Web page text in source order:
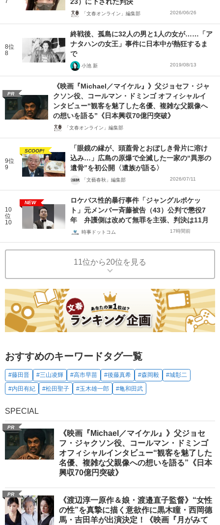
23）に下された判決
「文春オンライン」編集部 2026/06/26
8位
8
終戦後、孤島に32人の男と1人の女が……「ア
ナタハンの女王」事件に日本中が熱狂するま
で
小池 新 2019/08/13
PR
《映画『Michael／マイケル』》父ジョセフ・ジャ
クソン役、コールマン・ドミンゴ オフィシャルイ
ンタビュー“観客を魅了した名優、複雑な父親像へ
の想いを語る”《日本興収70億円突破》
「文春オンライン」編集部
9位
9
SCOOP!
「眼鏡の縁が、頭蓋骨とおぼしき骨片に溶け
込み…」広島の原爆で全滅した一家の“異形の
遺骨”を初公開〈遺族が語る〉
「文藝春秋」編集部 2026/07/11
10
位
10
NEW
ロケバス性的暴行事件「ジャングルポケッ
ト」元メンバー斉藤被告（43）公判で懲役7
年 弁護側は改めて無罪を主張、判決は11月
時事ドットコム 17時間前
11位から20位を見る
おすすめのキーワードタグ一覧
#藤田晋 #三山凌輝 #高市早苗 #後藤真希 #森岡毅
#城彰二
#内田有紀
#松田聖子 #玉木雄一郎 #亀和田武
SPECIAL
PR
《映画『Michael／マイケル』》父ジョセ
フ・ジャクソン役、コールマン・ドミンゴ
オフィシャルインタビュー“観客を魅了した
名優、複雑な父親像への想いを語る”《日本
興収70億円突破》
PR
《渡辺淳一原作＆娘・渡邉直子監督》“女性
の性”を真摯に描く意欲作に黒木瞳・西岡德
馬・吉田羊が出演決定！《映画『月がみて